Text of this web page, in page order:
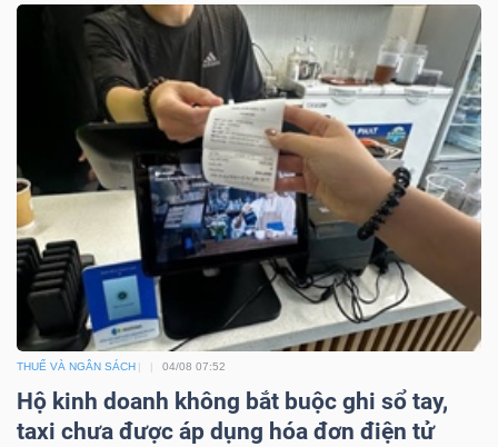
THUẾ VÀ NGÂN SÁCH 04/08 07:52
Hộ kinh doanh không bắt buộc ghi sổ tay,
taxi chưa được áp dụng hóa đơn điện tử